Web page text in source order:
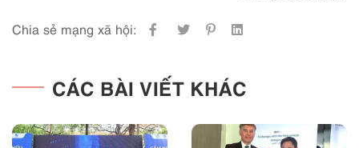
Chia sẻ mạng xã hội:
CÁC BÀI VIẾT KHÁC